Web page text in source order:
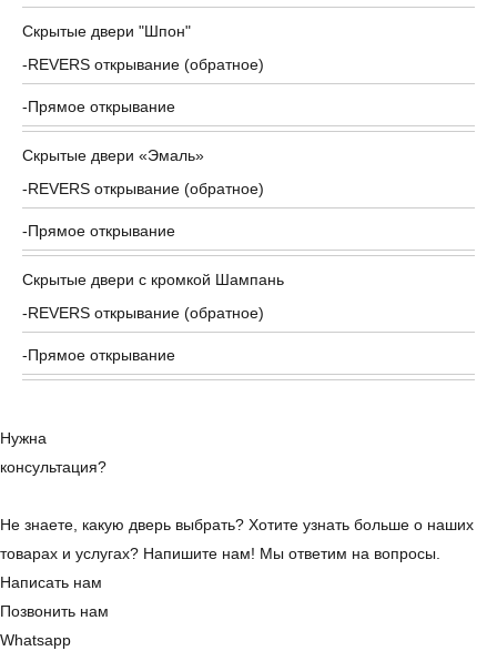
Скрытые двери "Шпон"
REVERS открывание (обратное)
Прямое открывание
Скрытые двери «Эмаль»
REVERS открывание (обратное)
Прямое открывание
Скрытые двери с кромкой Шампань
REVERS открывание (обратное)
Прямое открывание
Нужна
консультация?
Не знаете, какую дверь выбрать? Хотите узнать больше о наших
товарах и услугах? Напишите нам! Мы ответим на вопросы.
Написать нам
Позвонить нам
Whatsapp